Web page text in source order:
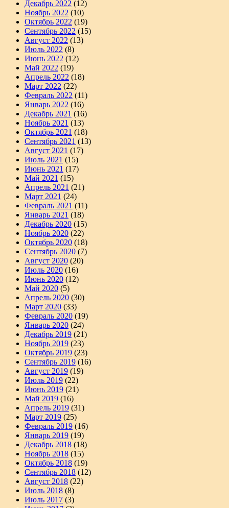
Декабрь 2022 (12)
Ноябрь 2022 (10)
Октябрь 2022 (19)
Сентябрь 2022 (15)
Август 2022 (13)
Июль 2022 (8)
Июнь 2022 (12)
Май 2022 (19)
Апрель 2022 (18)
Март 2022 (22)
Февраль 2022 (11)
Январь 2022 (16)
Декабрь 2021 (16)
Ноябрь 2021 (13)
Октябрь 2021 (18)
Сентябрь 2021 (13)
Август 2021 (17)
Июль 2021 (15)
Июнь 2021 (17)
Май 2021 (15)
Апрель 2021 (21)
Март 2021 (24)
Февраль 2021 (11)
Январь 2021 (18)
Декабрь 2020 (15)
Ноябрь 2020 (22)
Октябрь 2020 (18)
Сентябрь 2020 (7)
Август 2020 (20)
Июль 2020 (16)
Июнь 2020 (12)
Май 2020 (5)
Апрель 2020 (30)
Март 2020 (33)
Февраль 2020 (19)
Январь 2020 (24)
Декабрь 2019 (21)
Ноябрь 2019 (23)
Октябрь 2019 (23)
Сентябрь 2019 (16)
Август 2019 (19)
Июль 2019 (22)
Июнь 2019 (21)
Май 2019 (16)
Апрель 2019 (31)
Март 2019 (25)
Февраль 2019 (16)
Январь 2019 (19)
Декабрь 2018 (18)
Ноябрь 2018 (15)
Октябрь 2018 (19)
Сентябрь 2018 (12)
Август 2018 (22)
Июль 2018 (8)
Июль 2017 (3)